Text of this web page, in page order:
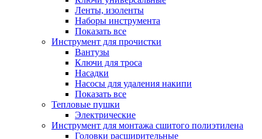
Ленты, изоленты
Наборы инструмента
Показать все
Инструмент для прочистки
Вантузы
Ключи для троса
Насадки
Насосы для удаления накипи
Показать все
Тепловые пушки
Электрические
Инструмент для монтажа сшитого полиэтилена
Головки расширительные